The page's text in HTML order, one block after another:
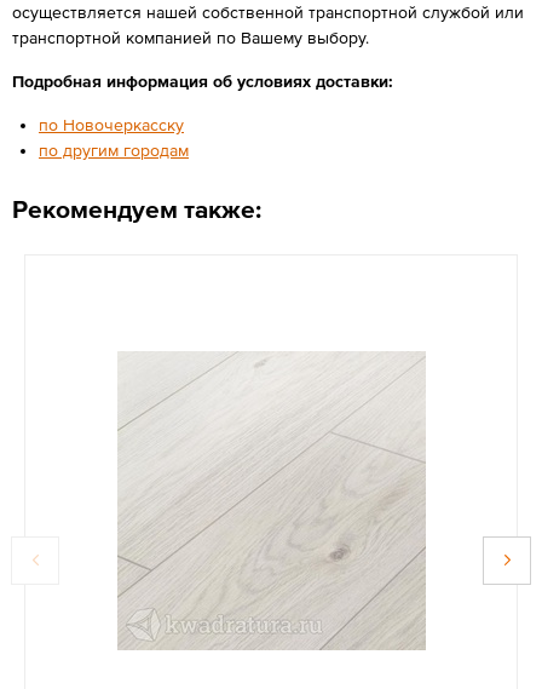
осуществляется нашей собственной транспортной службой или
транспортной компанией по Вашему выбору.
Подробная информация об условиях доставки:
по Новочеркасску
по другим городам
Рекомендуем также: